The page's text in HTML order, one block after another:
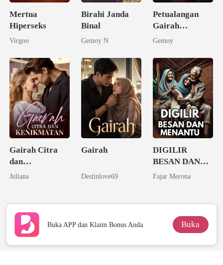
Mertua
Hiperseks
Virgoo
Birahi Janda
Binal
Gemoy N
Petualangan
Gairah
Kenikmatan
Gemoy
Gairah Citra
dan
Kenikmatan
Juliana
Gairah
Destinlove69
DIGILIR
BESAN DAN
MENANTU -
Fajar Merona
Buka APP dan Klaim Bonus Anda Buka